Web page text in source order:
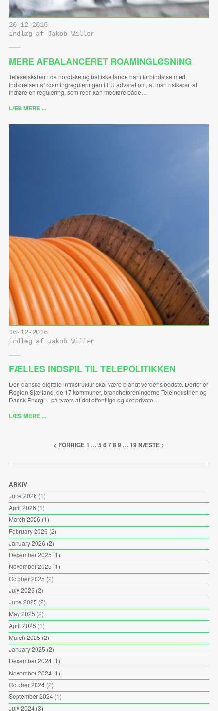
20-12-2016
indlæg af Jakob Willer
MERE AFBALANCERET ROAMINGLØSNING
Teleselskaber i de nordiske og baltiske lande har i forbindelse med
indførelsen af roamingreguleringen i EU advaret om, at man risikerer, at
indføre en regulering, som reelt kan medføre både…
LÆS MERE ...
16-12-2016
indlæg af Jakob Willer
FÆLLES INDSPIL TIL TELEPOLITIKKEN
Den danske digitale infrastruktur skal være blandt verdens bedste. Derfor er
Region Sjælland, de 17 kommuner, brancheforeningerne Teleindustrien og
Dansk Energi – på tværs af det offentlige og det private…
LÆS MERE ...
< FORRIGE1 … 5 6789 … 19 NÆSTE >
ARKIV
June 2026 (1)
April 2026 (1)
March 2026 (1)
February 2026 (2)
January 2026 (2)
December 2025 (1)
November 2025 (1)
October 2025 (2)
July 2025 (2)
June 2025 (2)
May 2025 (2)
April 2025 (1)
March 2025 (2)
January 2025 (2)
December 2024(1)
November 2024(1)
October 2024(2)
September 2024(1)
July 2024(3)